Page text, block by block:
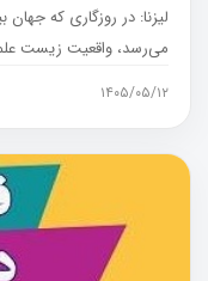
لیزنا: در روزگاری که
می‌رسد، واقعیت زیست
۱۴۰۵/۰۵/۱۲